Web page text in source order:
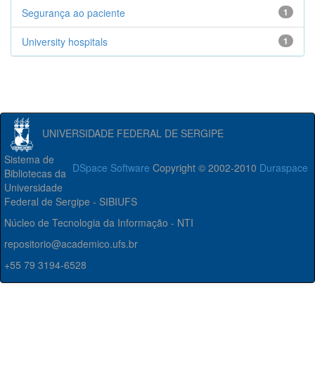
1
Segurança ao paciente
1
University hospitals
UNIVERSIDADE FEDERAL DE SERGIPE
DSpace Software Copyright © 2002-2010 Duraspace
Sistema de
Bibliotecas da
Universidade
Federal de Sergipe - SIBIUFS
Núcleo de Tecnologia da Informação - NTI
repositorio@academico.ufs.br
+55 79 3194-6528